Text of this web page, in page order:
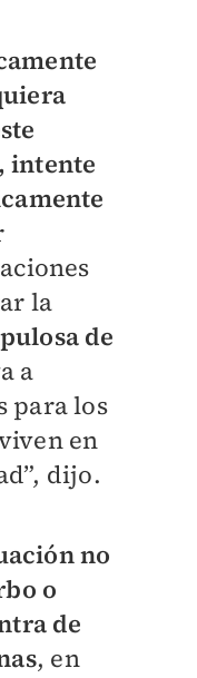
intente
la
de
a
para los
en
dijo.
no
o
de
, en